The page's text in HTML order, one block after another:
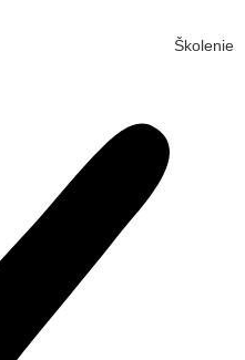
Školenie